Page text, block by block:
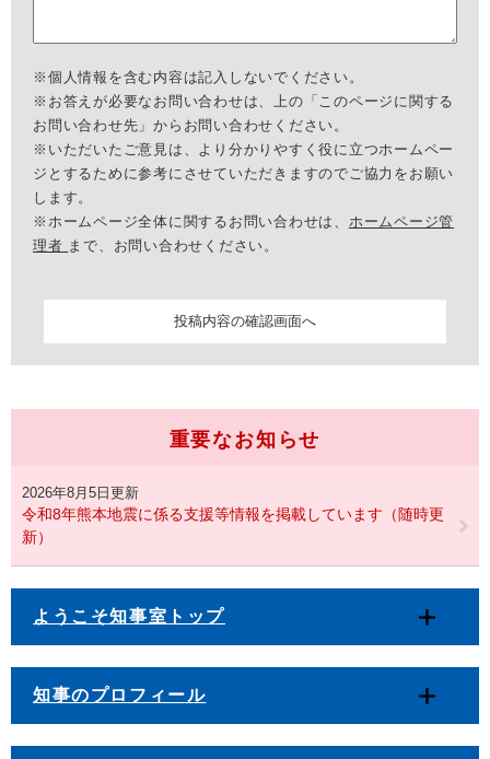
※個人情報を含む内容は記入しないでください。
※お答えが必要なお問い合わせは、上の「このページに関する
お問い合わせ先」からお問い合わせください。
※いただいたご意見は、より分かりやすく役に立つホームペー
ジとするために参考にさせていただきますのでご協力をお願い
します。
※ホームページ全体に関するお問い合わせは、 ホームページ管
理者 まで、お問い合わせください。
重要なお知らせ
2026年8月5日更新
令和8年熊本地震に係る支援等情報を掲載しています（随時更
新）
ようこそ知事室トップ
知事のプロフィール